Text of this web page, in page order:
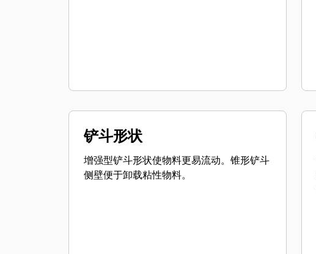
铲斗形状
增强型铲斗形状使物料更易流动。锥形铲斗
侧壁便于卸载粘性物料。